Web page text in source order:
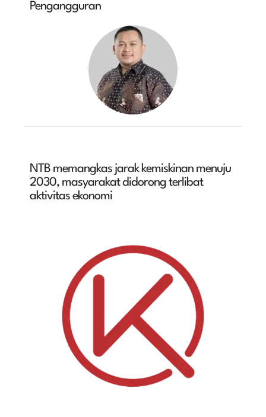
Pengangguran
NTB memangkas jarak kemiskinan menuju
2030, masyarakat didorong terlibat
aktivitas ekonomi